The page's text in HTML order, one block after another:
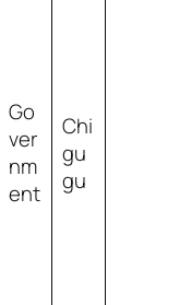
Go
ver
nm
ent
Chi
gu
gu